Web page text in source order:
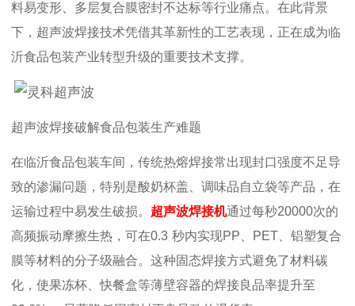
料易变形、多层复合膜密封不达标等行业痛点。在此背景
下，超声波焊接技术凭借其革新性的工艺表现，正在成为临
沂食品包装产业转型升级的重要技术支撑。
超声波焊接破解食品包装生产难题
在临沂食品包装车间，传统热熔焊接常出现封口强度不足导
致的渗漏问题，特别是酸奶杯盖、调味品自立袋等产品，在
运输过程中易发生破损。 超声波焊接机通过每秒20000次的
高频振动摩擦生热，可在0.3 秒内实现PP PET 、铝塑复合
膜等材料的分子级融合。这种固态焊接方式避免了材料碳
化，使果冻杯、快餐盒等薄壁容器的焊接良品率提升至